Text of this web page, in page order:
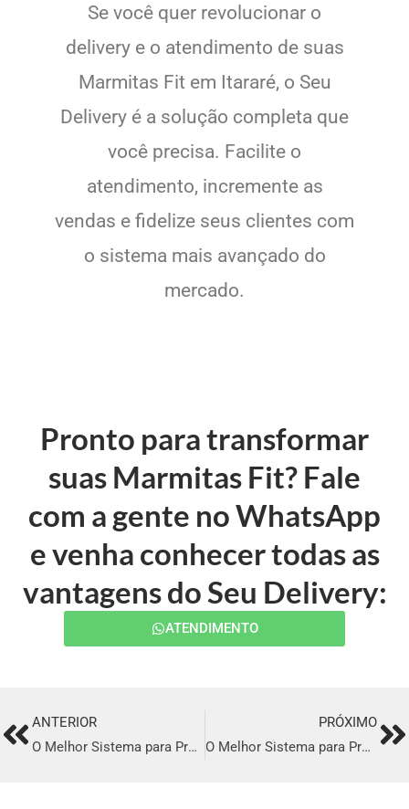
Se você quer revolucionar o
delivery e o atendimento de suas
Marmitas Fit em Itararé, o Seu
Delivery é a solução completa que
você precisa. Facilite o
atendimento, incremente as
vendas e fidelize seus clientes com
o sistema mais avançado do
mercado.
Pronto para transformar
suas Marmitas Fit? Fale
com a gente no WhatsApp
e venha conhecer todas as
vantagens do Seu Delivery:
ATENDIMENTO
PrevANTERIOR
O Melhor Sistema para Profissionalizar o seu Delivery em Tobias Barreto
PRÓXIMO
O Melhor Sistema para Profissionalizar o seu Delivery em Vigia